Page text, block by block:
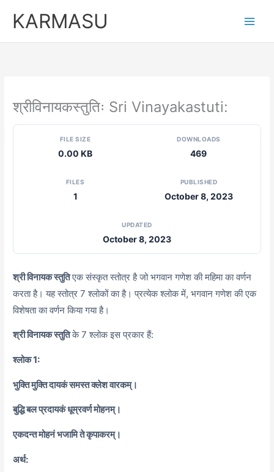
KARMASU
श्रीविनायकस्तुतिः Sri Vinayakastuti:
FILE SIZE
0.00 KB
DOWNLOADS
469
FILES
1
PUBLISHED
October 8, 2023
UPDATED
October 8, 2023
श्री विनायक स्तुतिएक संस्कृत स्तोत्र है जो भगवान गणेश की महिमा का वर्णन
करता है। यह स्तोत्र 7 श्लोकों का है। प्रत्येक श्लोक में, भगवान गणेश की एक
विशेषता का वर्णन किया गया है।
श्री विनायक स्तुतिके 7 श्लोक इस प्रकार हैं:
श्लोक 1:
भुक्ति मुक्ति दायकं समस्त क्लेश वारकम्।
बुद्धि बल प्रदायकं धूम्रवर्ण मोहनम्।
एकदन्त मोहनं भजामि ते कृपाकरम्।
अर्थ: